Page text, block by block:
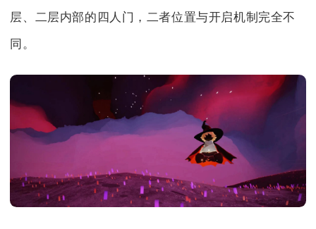
层、二层内部的四人门，二者位置与开启机制完全不
同。